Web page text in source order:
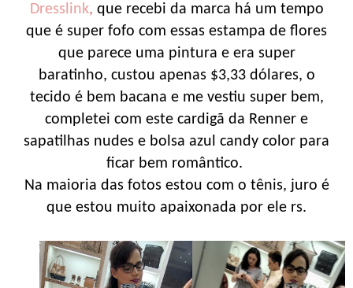
Dresslink, que recebi da marca há um tempo
que é super fofo com essas estampa de flores
que parece uma pintura e era super
baratinho, custou apenas $3,33 dólares, o
tecido é bem bacana e me vestiu super bem,
completei com este cardigã da Renner e
sapatilhas nudes e bolsa azul candy color para
ficar bem romântico.
Na maioria das fotos estou com o tênis, juro é
que estou muito apaixonada por ele rs.